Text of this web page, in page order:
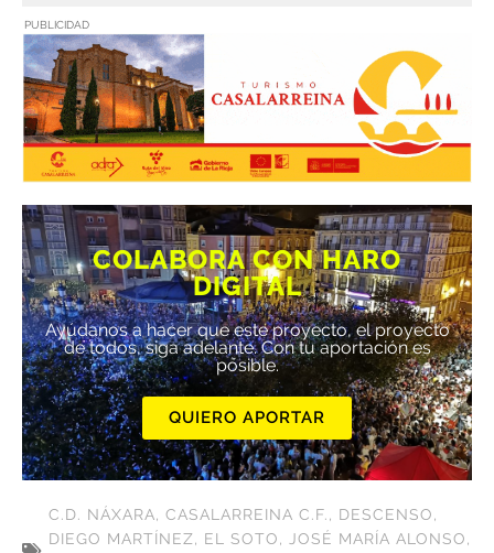
PUBLICIDAD
COLABORA CON HARO
DIGITAL
Ayúdanos a hacer que este proyecto, el proyecto
de todos, siga adelante. Con tu aportación es
posible.
QUIERO APORTAR
C.D. NÁXARA, CASALARREINA C.F., DESCENSO,
DIEGO MARTÍNEZ, EL SOTO, JOSÉ MARÍA ALONSO,